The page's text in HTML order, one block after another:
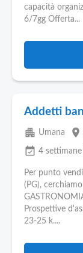
capacità
6/7gg Offerta...
Addetti
apartment Umana place
event_available 4 settimane
Per punto
(PG),
Prospettive
23-25 k....